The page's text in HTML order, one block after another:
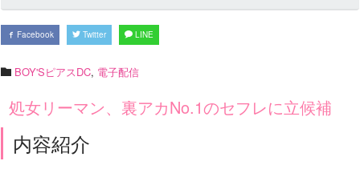
Facebook Twitter LINE
BOY'SピアスDC, 電子配信
処女リーマン、裏アカNo.1のセフレに立候補
内容紹介